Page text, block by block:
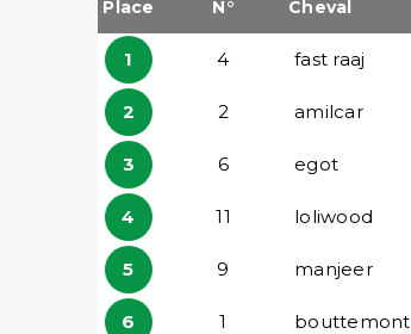
Place N° Cheval
1 4 fast raaj
2 2 amilcar
3 6 egot
4 11 loliwood
5 9 manjeer
6 1 bouttemont